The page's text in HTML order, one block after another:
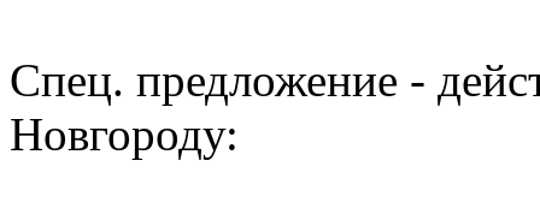
Спец. предложение -
Новгороду: